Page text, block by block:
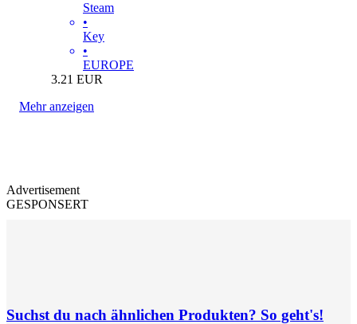
Steam
•
Key
•
EUROPE
3.21 EUR
Mehr anzeigen
Advertisement
GESPONSERT
Suchst du nach ähnlichen Produkten? So geht's!